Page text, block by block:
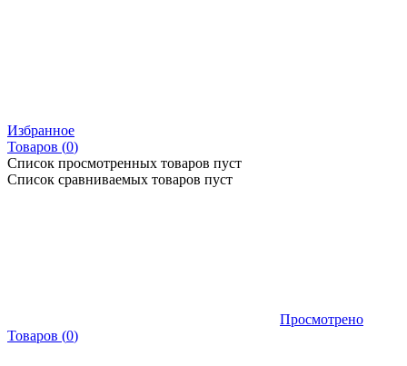
Избранное
Товаров (0)
Список просмотренных товаров пуст
Список сравниваемых товаров пуст
Просмотрено
Товаров (0)